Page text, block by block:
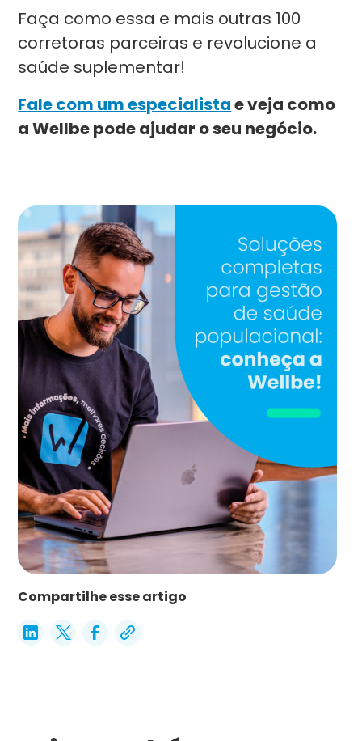
Faça como essa e mais outras 100
corretoras parceiras e revolucione a
saúde suplementar!
Fale com um especialistae veja como
a Wellbe pode ajudar o seu negócio.
Compartilhe esse artigo